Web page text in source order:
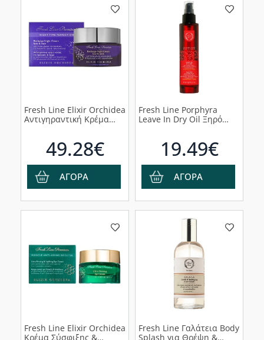
Fresh Line Elixir Orchidea
Αντιγηραντική Κρέμα
49.28€
ΑΓΟΡΑ
Fresh Line Porphyra
Leave In Dry Oil Ξηρό
Λάμψη, 100ml
19.49€
ΑΓΟΡΑ
Fresh Line Elixir Orchidea
Κρέμα Σύσφιξης &
Fresh Line Γαλάτεια Body
Splash για Θρέψη &